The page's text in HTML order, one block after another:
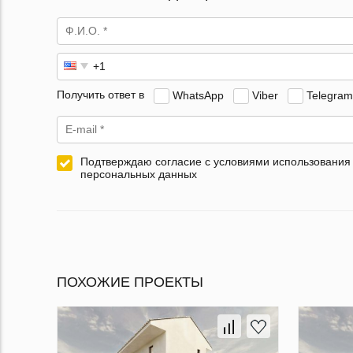
Получить ответ в WhatsApp Viber Telegram
Подтверждаю согласие с условиями использования
персональных данных
ПОХОЖИЕ ПРОЕКТЫ